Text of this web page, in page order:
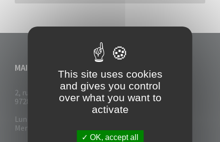
MAIRIE DU VAUCLIN
2, rue Collignon
97280 Le Vauclin
Lun - Mar : 7h30- 13h & 14h-17h
Mer-Jeu-Vend : 7h30 - 13h30
This site uses cookies
and gives you control
over what you want to
activate
OK, accept all